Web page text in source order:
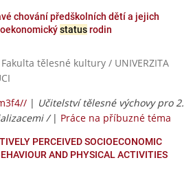
chování předškolních dětí a jejich
statusrodin
tělesné kultury / UNIVERZITA
| Učitelství tělesné výchovy pro 2.
/ | Práce na příbuzné téma
PERCEIVED SOCIOECONOMIC
AND PHYSICAL ACTIVITIES